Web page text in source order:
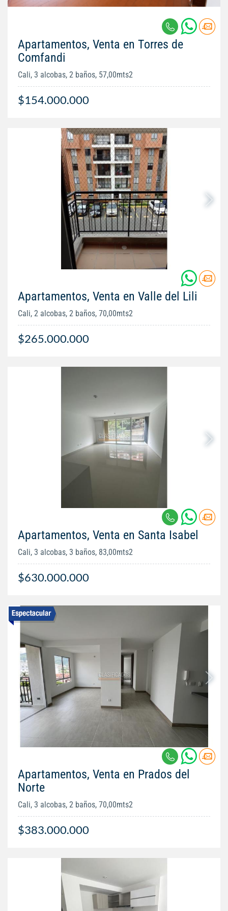
Apartamentos, Venta en Torres de
Comfandi
Cali, 3 alcobas, 2 baños, 57,00mts2
$154.000.000
Apartamentos, Venta en Valle del Lili
Cali, 2 alcobas, 2 baños, 70,00mts2
$265.000.000
Apartamentos, Venta en Santa Isabel
Cali, 3 alcobas, 3 baños, 83,00mts2
$630.000.000
Apartamentos, Venta en Prados del
Norte
Cali, 3 alcobas, 2 baños, 70,00mts2
$383.000.000